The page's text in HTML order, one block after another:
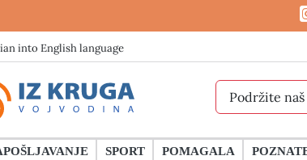
into English language
Podržite naš
SPORT POMAGALA